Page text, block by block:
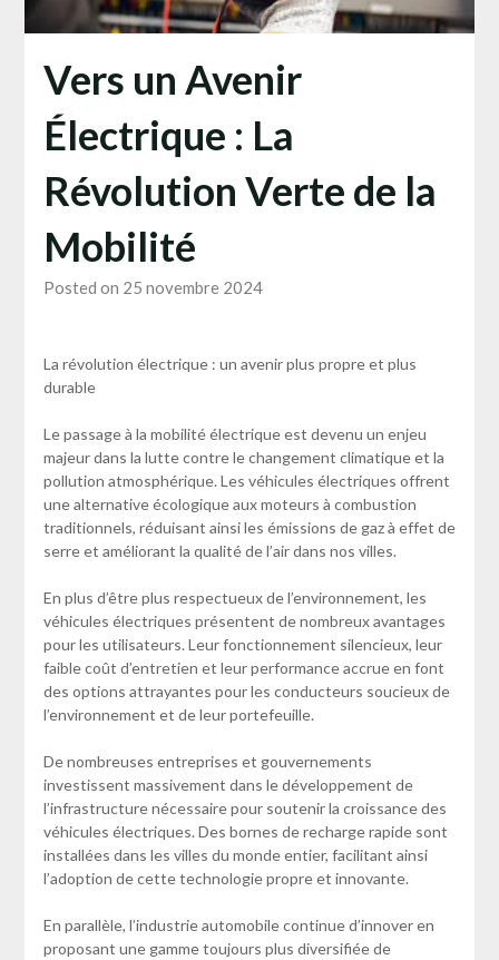
Vers un Avenir
Électrique : La
Révolution Verte de la
Mobilité
Posted on 25 novembre 2024
La révolution électrique : un avenir plus propre et plus
durable
Le passage à la mobilité électrique est devenu un enjeu
majeur dans la lutte contre le changement climatique et la
pollution atmosphérique. Les véhicules électriques offrent
une alternative écologique aux moteurs à combustion
traditionnels, réduisant ainsi les émissions de gaz à effet de
serre et améliorant la qualité de l’air dans nos villes.
En plus d’être plus respectueux de l’environnement, les
véhicules électriques présentent de nombreux avantages
pour les utilisateurs. Leur fonctionnement silencieux, leur
faible coût d’entretien et leur performance accrue en font
des options attrayantes pour les conducteurs soucieux de
l’environnement et de leur portefeuille.
De nombreuses entreprises et gouvernements
investissent massivement dans le développement de
l’infrastructure nécessaire pour soutenir la croissance des
véhicules électriques. Des bornes de recharge rapide sont
installées dans les villes du monde entier, facilitant ainsi
l’adoption de cette technologie propre et innovante.
En parallèle, l’industrie automobile continue d’innover en
proposant une gamme toujours plus diversifiée de